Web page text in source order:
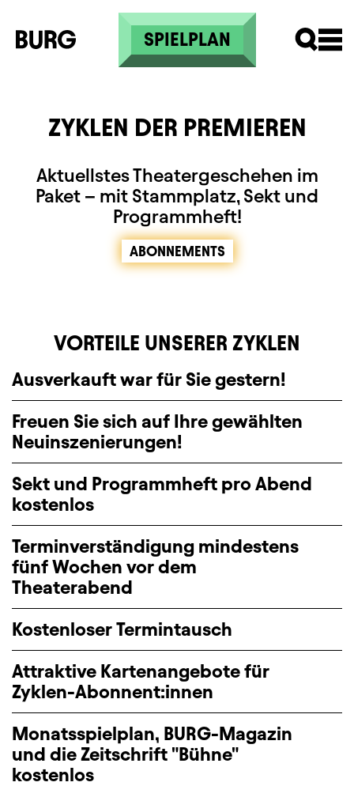
Direkt zum Inhalt
SPIELPLAN
ZYKLEN DER PREMIEREN
Aktuellstes Theatergeschehen im
Paket – mit Stammplatz, Sekt und
Programmheft!
ABONNEMENTS
VORTEILE UNSERER ZYKLEN
Ausverkauft war für Sie gestern!
Freuen Sie sich auf Ihre gewählten
Neuinszenierungen!
Sekt und Programmheft pro Abend
kostenlos
Terminverständigung mindestens
fünf Wochen vor dem
Theaterabend
Kostenloser Termintausch
Attraktive Kartenangebote für
Zyklen-Abonnent:innen
Monatsspielplan, BURG-Magazin
und die Zeitschrift "Bühne"
kostenlos